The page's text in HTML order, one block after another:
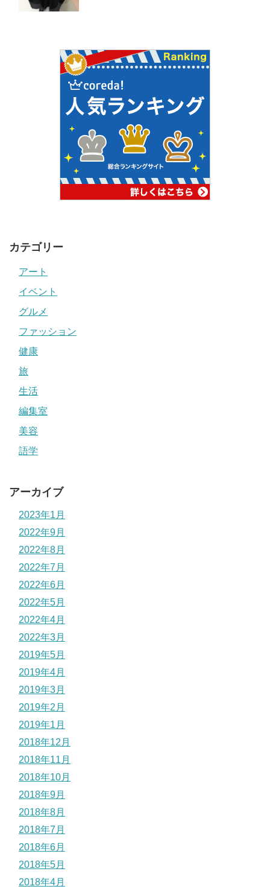
カテゴリー
アート
イベント
グルメ
ファッション
健康
旅
生活
編集室
美容
語学
アーカイブ
2023年1月
2022年9月
2022年8月
2022年7月
2022年6月
2022年5月
2022年4月
2022年3月
2019年5月
2019年4月
2019年3月
2019年2月
2019年1月
2018年12月
2018年11月
2018年10月
2018年9月
2018年8月
2018年7月
2018年6月
2018年5月
2018年4月